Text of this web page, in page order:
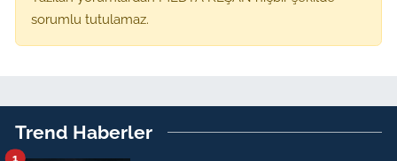
sorumlu tutulamaz.
Trend Haberler
1